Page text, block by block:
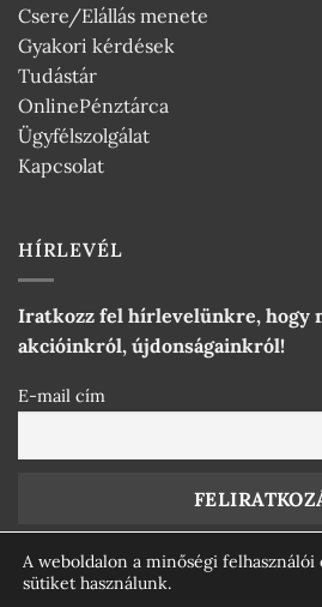
Csere/Elállás menete
Gyakori kérdések
Tudástár
OnlinePénztárca
Ügyfélszolgálat
Kapcsolat
HÍRLEVÉL
Iratkozz fel hírlevelünkre, hogy
akcióinkról, újdonságainkról!
E-mail cím
A weboldalon a minőségi
sütiket használunk.